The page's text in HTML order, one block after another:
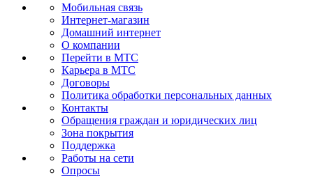
Мобильная связь
Интернет-магазин
Домашний интернет
О компании
Перейти в МТС
Карьера в МТС
Договоры
Политика обработки персональных данных
Контакты
Обращения граждан и юридических лиц
Зона покрытия
Поддержка
Работы на сети
Опросы